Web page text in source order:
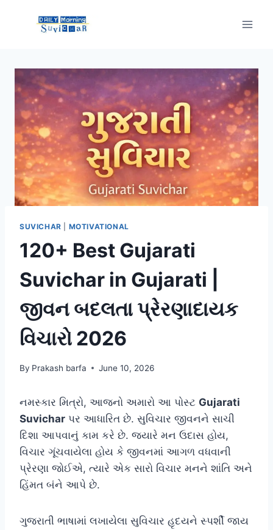
SUVICHAR MOTIVATIONAL
120+ Best Gujarati
Suvichar in Gujarati |
જીવન બદલતા પ્રેરણાદાયક
વિચારો 2026
By Prakash barfa June 10, 2026
નમસ્કાર મિત્રો, આજનો અમારો આ પોસ્ટ Gujarati
Suvichar પર આધારિત છે. સુવિચાર જીવનને સાચી
દિશા આપવાનું કામ કરે છે. જ્યારે મન ઉદાસ હોય,
વિચાર ગૂંચવાયેલા હોય કે જીવનમાં આગળ વધવાની
પ્રેરણા જોઈએ, ત્યારે એક સારો વિચાર મનને શાંતિ અને
હિંમત બંને આપે છે.
ગુજરાતી ભાષામાં લખાયેલા સુવિચાર હૃદયને સ્પર્શી જાય